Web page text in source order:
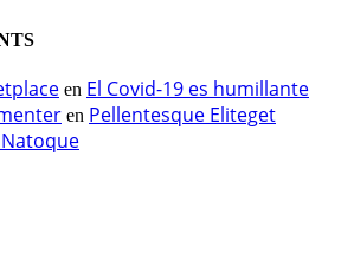
en El Covid-19 es humillante
en Pellentesque Eliteget